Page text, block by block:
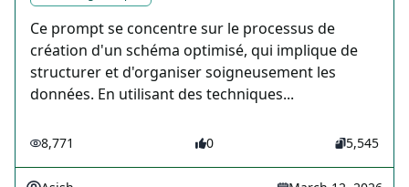
Ce prompt se concentre sur le processus de
création d'un schéma optimisé, qui implique de
structurer et d'organiser soigneusement les
données. En utilisant des techniques...
8,771 0 5,545